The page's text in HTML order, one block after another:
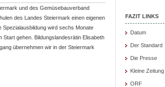
und des Gemüsebauverband
des Landes Steiermark einen eigenen
Spezialausbildung wird sechs Monate
gehen. Bildungslandesrätin Elisabeth
übernehmen wir in der Steiermark
FAZIT LINKS
Datum
Der Standard
Die Presse
Kleine Zeitung
ORF